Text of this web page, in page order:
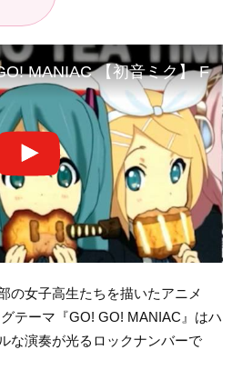
MANIAC 【初音ミク】 Full
の女子高生たちを描いたアニメ
テーマ『GO! GO! MANIAC』はハ
な演奏が光るロックナンバーで